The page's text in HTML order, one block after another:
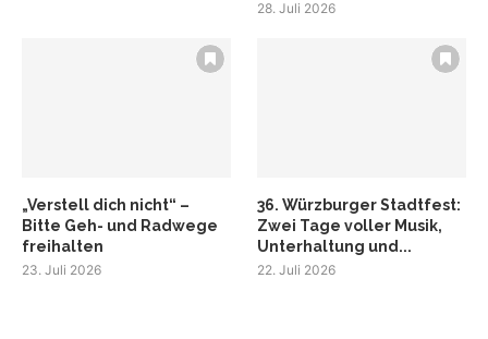
28. Juli 2026
„Verstell dich nicht“ –
Bitte Geh- und Radwege
freihalten
23. Juli 2026
36. Würzburger Stadtfest:
Zwei Tage voller Musik,
Unterhaltung und...
22. Juli 2026